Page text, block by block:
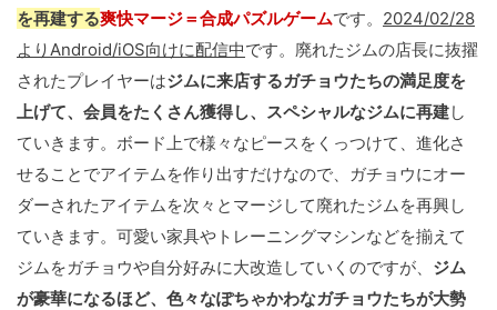
を再建する爽快マージ＝合成パズルゲームです。 2024/02/28
よりAndroid/iOS向けに配信中です。廃れたジムの店長に抜擢
されたプレイヤーはジムに来店するガチョウたちの満足度を
上げて、会員をたくさん獲得し、スペシャルなジムに再建し
ていきます。ボード上で様々なピースをくっつけて、進化さ
せることでアイテムを作り出すだけなので、ガチョウにオー
ダーされたアイテムを次々とマージして廃れたジムを再興し
ていきます。可愛い家具やトレーニングマシンなどを揃えて
ジムをガチョウや自分好みに大改造していくのですが、 ジム
が豪華になるほど、色々なぽちゃかわなガチョウたちが大勢